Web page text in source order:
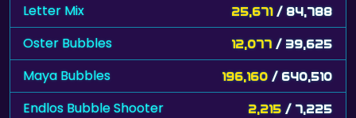
Letter Mix 25,671 / 84,788
Oster Bubbles 12,077 / 39,625
Maya Bubbles 196,160 / 640,510
Endlos Bubble Shooter 2,215 / 7,225